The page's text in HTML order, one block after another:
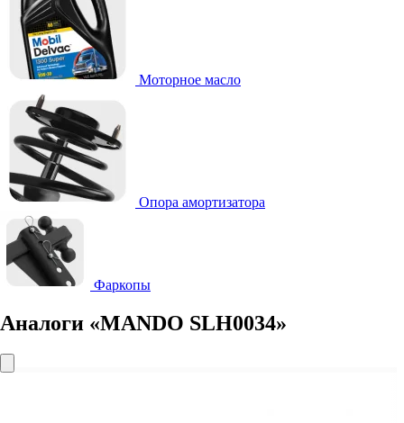
Моторное масло
Опора амортизатора
Фаркопы
Аналоги «MANDO SLH0034»